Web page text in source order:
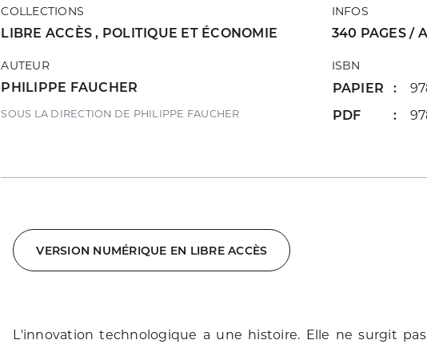
COLLECTIONS
LIBRE ACCÈS, POLITIQUE ET ÉCONOMIE
AUTEUR
PHILIPPE FAUCHER
SOUS LA DIRECTION DE PHILIPPE FAUCHER
INFOS
340 PAGES /
ISBN
PAPIER
PDF
VERSION NUMÉRIQUE EN LIBRE ACCÈS
L'innovation technologique a une histoire. Elle ne surgit